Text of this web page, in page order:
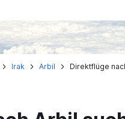
Irak Arbil Direktflüge